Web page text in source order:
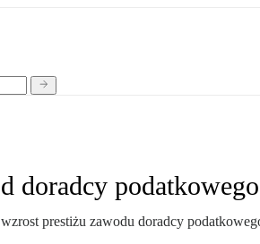
doradcy
prestiżu zawodu doradcy